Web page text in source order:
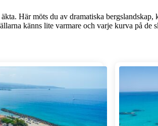
Här möts du av dramatiska
känns lite varmare och varje kurva på